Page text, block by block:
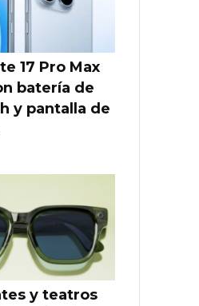
17 Pro Max
batería de
y pantalla de
y teatros